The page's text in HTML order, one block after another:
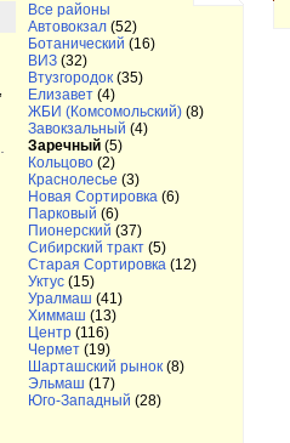
Все районы
Автовокзал (52)
Ботанический (16)
ВИЗ (32)
Втузгородок (35)
Елизавет (4)
ЖБИ (Комсомольский) (8)
Завокзальный (4)
Заречный (5)
Кольцово (2)
Краснолесье (3)
Новая Сортировка (6)
Парковый (6)
Пионерский (37)
Сибирский тракт (5)
Старая Сортировка (12)
Уктус (15)
Уралмаш (41)
Химмаш (13)
Центр (116)
Чермет (19)
Шарташский рынок (8)
Эльмаш (17)
Юго-Западный (28)